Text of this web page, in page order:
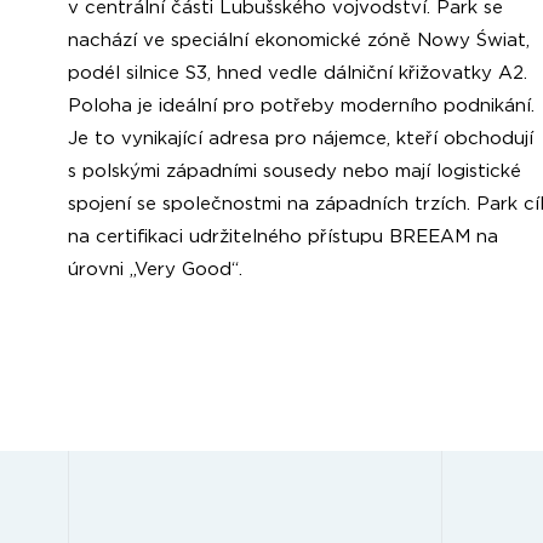
v centrální části Lubušského vojvodství. Park se
nachází ve speciální ekonomické zóně Nowy Świat,
podél silnice S3, hned vedle dálniční křižovatky A2.
Poloha je ideální pro potřeby moderního podnikání.
Je to vynikající adresa pro nájemce, kteří obchodují
s polskými západními sousedy nebo mají logistické
spojení se společnostmi na západních trzích. Park
na certifikaci udržitelného přístupu BREEAM na
úrovni „Very Good“.